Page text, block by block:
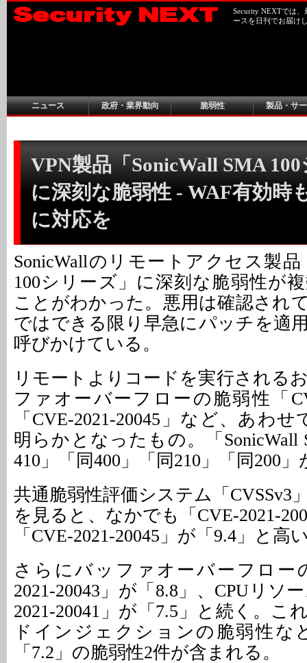
Security NEXTでは
ースを日刊でお届け
ニュース 政府・業界動向 脆弱性 製品・サ
VPN製品「SonicWall SMA
に深刻な脆弱性 - WAF有効時
に対応を
SonicWallのリモートアクセス製品
100シリーズ」に深刻な脆弱性が
ことがわかった。悪用は確認され
ではできる限り早急にパッチを適
呼びかけている。
リモートよりコードを実行される
ファオーバーフローの脆弱性「
「CVE-2021-20045」など、あわ
明らかとなったもの。「SonicWall
410」「同400」「同210」「同200
共通脆弱性評価システム「CVSSv3
を見ると、なかでも「CVE-2021-
「CVE-2021-20045」が「9.4」と高
さらにバッファオーバーフロー
2021-20043」が「8.8」、CPUリソ
2021-20041」が「7.5」と続く。こ
ドインジェクションの脆弱性な
「7.2」の脆弱性2件が含まれる。